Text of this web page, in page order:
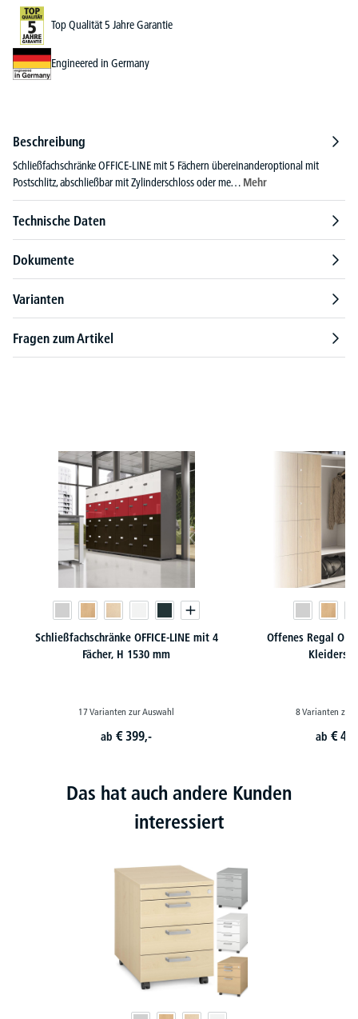
Top Qualität 5 Jahre Garantie
Engineered in Germany
Beschreibung
Schließfachschränke OFFICE-LINE mit 5 Fächern übereinanderoptional mit
Postschlitz, abschließbar mit Zylinderschloss oder me… Mehr
Technische Daten
Dokumente
Varianten
Fragen zum Artikel
Schließfachschränke OFFICE-LINE mit 4
Fächer, H 1530 mm
17 Varianten zur Auswahl
ab€ 399,-
Offenes Regal
8 Varianten zur
ab€
Das hat auch andere Kunden
interessiert